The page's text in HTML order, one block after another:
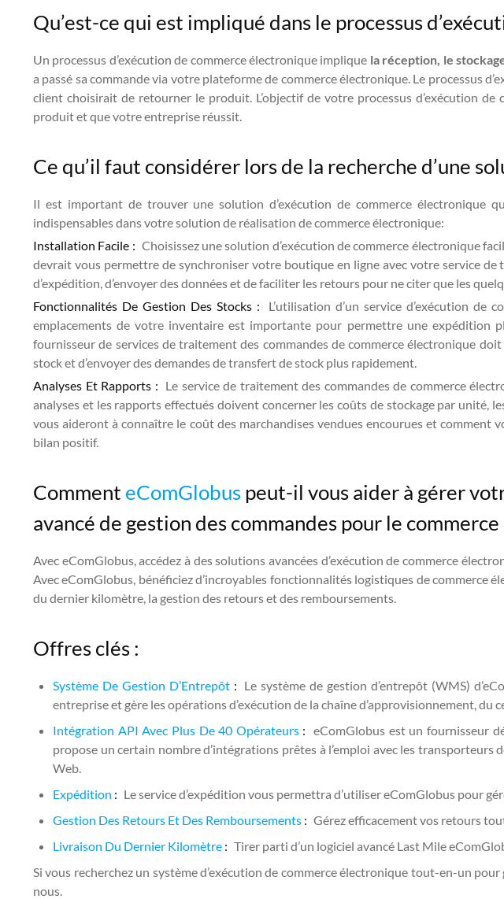
Qu’est-ce qui est impliqué dans le processus
Un processus d’exécution de commerce électronique implique la réception, le
a passé sa commande via votre plateforme de commerce électronique. Le processus
client choisirait de retourner le produit. L’objectif de votre processus d’exécution
produit et que votre entreprise réussit.
Ce qu’il faut considérer lors de la recherche d’une
Il est important de trouver une solution d’exécution de commerce électronique
indispensables dans votre solution de réalisation de commerce électronique:
Installation Facile : Choisissez une solution d’exécution de commerce électronique
devrait vous permettre de synchroniser votre boutique en ligne avec votre service
d’expédition, d’envoyer des données et de faciliter les retours pour ne citer que les
Fonctionnalités De Gestion Des Stocks :
L’utilisation d’un service d’exécution
emplacements de votre inventaire est importante pour permettre une
fournisseur de services de traitement des commandes de commerce électronique
stock et d’envoyer des demandes de transfert de stock plus rapidement.
Analyses Et Rapports : Le service de traitement des commandes de commerce
analyses et les rapports effectués doivent concerner les coûts de stockage par unité,
vous aideront à connaître le coût des marchandises vendues encourues et
bilan positif.
Comment eComGlobuspeut-il vous aider à gérer
avancé de gestion des commandes pour le
Avec eComGlobus, accédez à des solutions avancées d’exécution de commerce
Avec eComGlobus, bénéficiez d’incroyables fonctionnalités logistiques de commerce
du dernier kilomètre, la gestion des retours et des remboursements.
Offres clés :
Système De Gestion D’Entrepôt: Le système de gestion d’entrepôt (WMS)
entreprise et gère les opérations d’exécution de la chaîne d’approvisionnement,
Intégration API Avec Plus De 40 Opérateurs: eComGlobus est un fournisseur
propose un certain nombre d’intégrations prêtes à l’emploi avec les
Web.
Expédition : Le service d’expédition vous permettra d’utiliser eComGlobus pour
Gestion Des Retours Et Des Remboursements : Gérez efficacement vos retours
Livraison Du Dernier Kilomètre : Tirer parti d’un logiciel avancé Last Mile
Si vous recherchez un système d’exécution de commerce électronique tout-en-un
nous.